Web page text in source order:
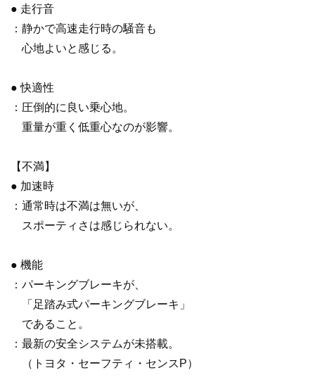
● 走行音
：静かで高速走行時の騒音も
心地よいと感じる。
● 快適性
：圧倒的に良い乗心地。
重量が重く低重心なのが影響。
【不満】
● 加速時
：通常時は不満は無いが、
スポーティさは感じられない。
● 機能
：パーキングブレーキが、
「足踏み式パーキングブレーキ」
であること。
：最新の安全システムが未搭載。
（トヨタ・セーフティ・センスP）